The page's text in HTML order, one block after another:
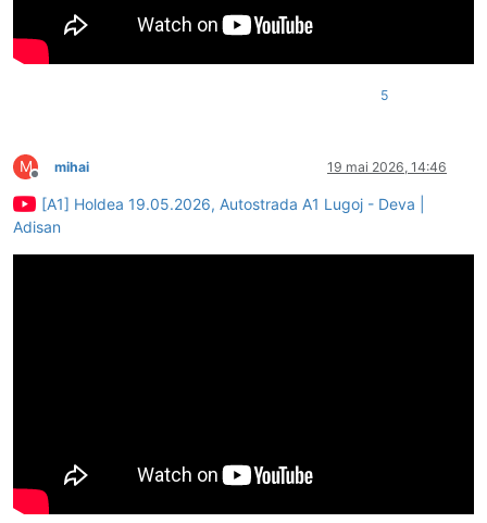
5
M
Deconectat
mihai 19 mai 2026, 14:46
[A1] Holdea 19.05.2026, Autostrada A1 Lugoj - Deva |
Adisan